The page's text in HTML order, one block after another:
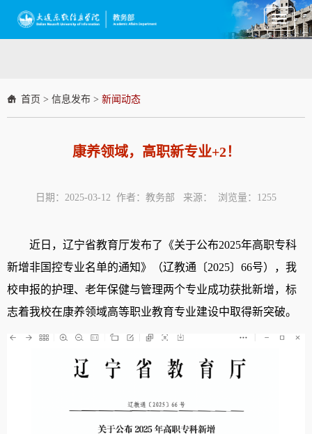
Toggle
首页 > 信息发布 > 新闻动态
康养领域，高职新专业+2！
日期：2025-03-12 作者：教务部 来源： 浏览量： 1255
近日，辽宁省教育厅发布了《关于公布2025年高职专科
新增非国控专业名单的通知》（辽教通〔2025〕 66号），我
校申报的护理、老年保健与管理两个专业成功获批新增，标
志着我校在康养领域高等职业教育专业建设中取得新突破。